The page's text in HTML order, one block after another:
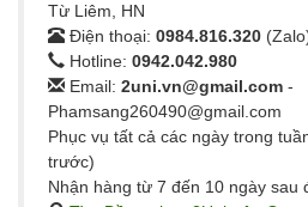
Từ Liêm, HN
Điện thoại: 0984.816.320
Hotline: 0942.042.980
Email: 2uni.vn@gmail.com -
Phamsang260490@gmail.com
Phục vụ tất cả các ngày trong
trước)
Nhận hàng từ 7 đến 10 ngày sau